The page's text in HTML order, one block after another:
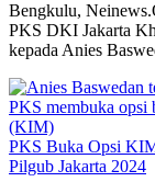
Bengkulu,
PKS DKI Jakarta
kepada Anies
PKS Buka Opsi
Pilgub Jakarta 2024